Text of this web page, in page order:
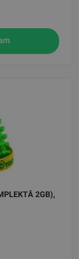
2GB),